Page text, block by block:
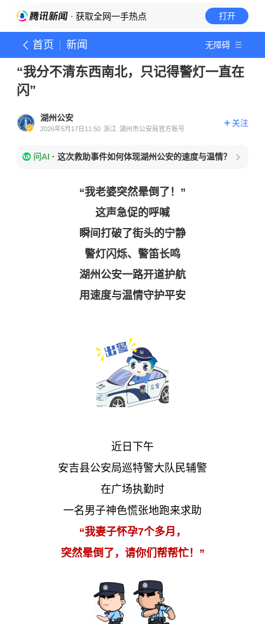
· 获取全网一手热点 打开
首页 新闻 无障碍
“我分不清东西南北，只记得警灯一直在
闪”
湖州公安
2026年5月17日11:50 浙江 湖州市公安局官方账号
关注
问AI · 这次救助事件如何体现湖州公安的速度与温情？
“我老婆突然晕倒了！”
这声急促的呼喊
瞬间打破了街头的宁静
警灯闪烁、警笛长鸣
湖州公安一路开道护航
用速度与温情守护平安
近日下午
安吉县公安局巡特警大队民辅警
在广场执勤时
一名男子神色慌张地跑来求助
“我妻子怀孕7个多月，
突然晕倒了，请你们帮帮忙！”